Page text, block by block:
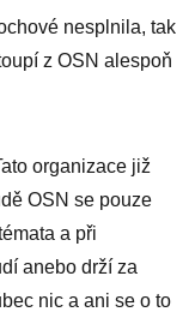
nesplnila, tak
z OSN alespoň
organizace již
OSN se pouze
a při
anebo drží za
nic a ani se o to